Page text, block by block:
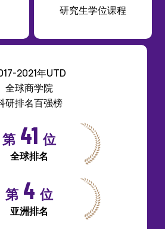
研究生学位课程
2021年UTD
全球商学院
研排名百强榜
第 41 位
全球排名
第 4 位
亚洲排名